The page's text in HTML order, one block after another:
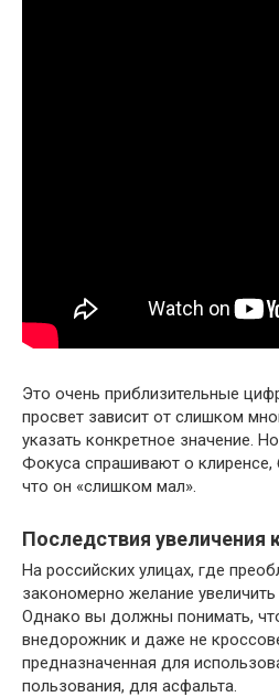
Это очень приблизительные
просвет зависит от слишком
указать конкретное значение.
Фокуса спрашивают о клиренсе,
что он «слишком мал».
Последствия увеличения
На российских улицах, где
закономерно желание
Однако вы должны понимать,
внедорожник и даже не
предназначенная для
пользования, для асфальта.